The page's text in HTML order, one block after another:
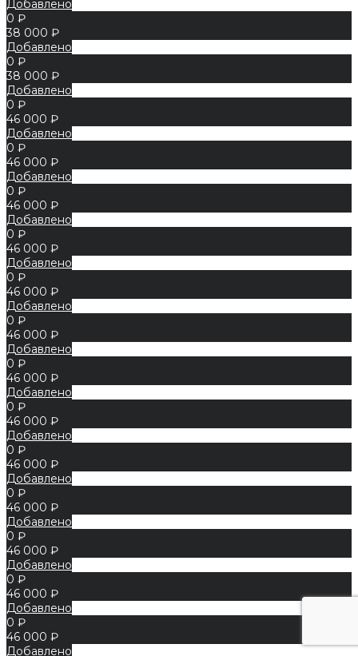
Добавлено
0 ₽
38 000 ₽
Добавлено
0 ₽
38 000 ₽
Добавлено
0 ₽
46 000 ₽
Добавлено
0 ₽
46 000 ₽
Добавлено
0 ₽
46 000 ₽
Добавлено
0 ₽
46 000 ₽
Добавлено
0 ₽
46 000 ₽
Добавлено
0 ₽
46 000 ₽
Добавлено
0 ₽
46 000 ₽
Добавлено
0 ₽
46 000 ₽
Добавлено
0 ₽
46 000 ₽
Добавлено
0 ₽
46 000 ₽
Добавлено
0 ₽
46 000 ₽
Добавлено
0 ₽
46 000 ₽
Добавлено
0 ₽
46 000 ₽
Добавлено